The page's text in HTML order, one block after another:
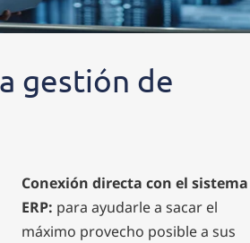
gestión de
Conexión directa con el sistema
ERP: para ayudarle a sacar el
máximo provecho posible a sus